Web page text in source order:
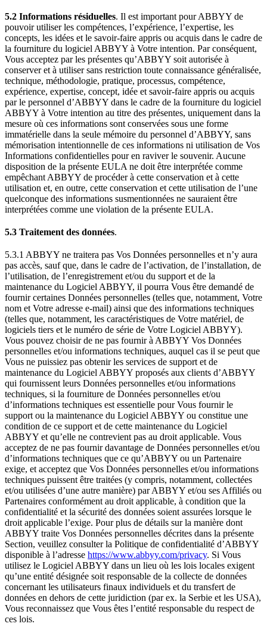
5.2 Informations résiduelles. Il est important pour ABBYY de
pouvoir utiliser les compétences, l’expérience, l’expertise, les
concepts, les idées et le savoir-faire appris ou acquis dans le cadre de
la fourniture du logiciel ABBYY à Votre intention. Par conséquent,
Vous acceptez par les présentes qu’ABBYY soit autorisée à
conserver et à utiliser sans restriction toute connaissance généralisée,
technique, méthodologie, pratique, processus, compétence,
expérience, expertise, concept, idée et savoir-faire appris ou acquis
par le personnel d’ABBYY dans le cadre de la fourniture du logiciel
ABBYY à Votre intention au titre des présentes, uniquement dans la
mesure où ces informations sont conservées sous une forme
immatérielle dans la seule mémoire du personnel d’ABBYY, sans
mémorisation intentionnelle de ces informations ni utilisation de Vos
Informations confidentielles pour en raviver le souvenir. Aucune
disposition de la présente EULA ne doit être interprétée comme
empêchant ABBYY de procéder à cette conservation et à cette
utilisation et, en outre, cette conservation et cette utilisation de l’une
quelconque des informations susmentionnées ne sauraient être
interprétées comme une violation de la présente EULA.
5.3 Traitement des données.
5.3.1 ABBYY ne traitera pas Vos Données personnelles et n’y aura
pas accès, sauf que, dans le cadre de l’activation, de l’installation, de
l’utilisation, de l’enregistrement et/ou du support et de la
maintenance du Logiciel ABBYY, il pourra Vous être demandé de
fournir certaines Données personnelles (telles que, notamment, Votre
nom et Votre adresse e-mail) ainsi que des informations techniques
(telles que, notamment, les caractéristiques de Votre matériel, de
logiciels tiers et le numéro de série de Votre Logiciel ABBYY).
Vous pouvez choisir de ne pas fournir à ABBYY Vos Données
personnelles et/ou informations techniques, auquel cas il se peut que
Vous ne puissiez pas obtenir les services de support et de
maintenance du Logiciel ABBYY proposés aux clients d’ABBYY
qui fournissent leurs Données personnelles et/ou informations
techniques, si la fourniture de Données personnelles et/ou
d’informations techniques est essentielle pour Vous fournir le
support ou la maintenance du Logiciel ABBYY ou constitue une
condition de ce support et de cette maintenance du Logiciel
ABBYY et qu’elle ne contrevient pas au droit applicable. Vous
acceptez de ne pas fournir davantage de Données personnelles et/ou
d’informations techniques que ce qu’ABBYY ou un Partenaire
exige, et acceptez que Vos Données personnelles et/ou informations
techniques puissent être traitées (y compris, notamment, collectées
et/ou utilisées d’une autre manière) par ABBYY et/ou ses Affiliés ou
Partenaires conformément au droit applicable, à condition que la
confidentialité et la sécurité des données soient assurées lorsque le
droit applicable l’exige. Pour plus de détails sur la manière dont
ABBYY traite Vos Données personnelles décrites dans la présente
Section, veuillez consulter la Politique de confidentialité d’ABBYY
disponible à l’adresse https://www.abbyy.com/privacy. Si Vous
utilisez le Logiciel ABBYY dans un lieu où les lois locales exigent
qu’une entité désignée soit responsable de la collecte de données
concernant les utilisateurs finaux individuels et du transfert de
données en dehors de cette juridiction (par ex. la Serbie et les USA),
Vous reconnaissez que Vous êtes l’entité responsable du respect de
ces lois.